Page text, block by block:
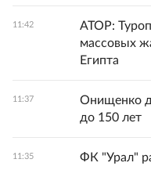
11:42
АТОР:
массовых
Египта
11:37
Онищенко
до 150 лет
11:35
ФК "Урал"